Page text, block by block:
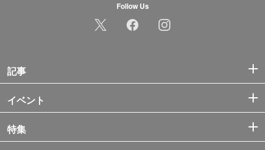
Follow Us
記事
イベント
特集